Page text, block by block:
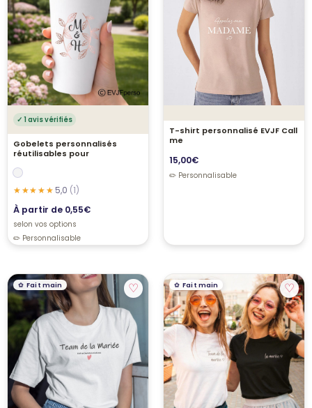
✓ 1 avis vérifiés
Gobelets personnalisés
réutilisables pour
5,0 (1)
À partir de 0,55€
selon vos options
T-shirt personnalisé EVJF Call
me
15,00€
Fait main ♡ Fait main ♡